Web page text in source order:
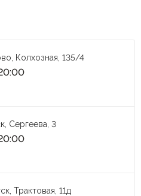
Колхозная, 135/4
Сергеева, 3
Трактовая, 11д